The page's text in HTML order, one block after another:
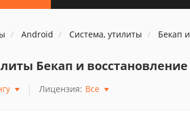
Android Система, утилиты Бекап
Бекап и
Лицензия: Все